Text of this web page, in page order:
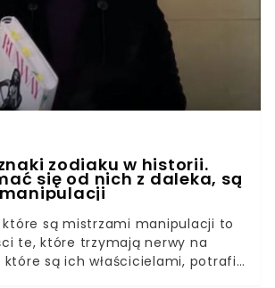
zodiaku w historii.
się od nich z daleka, są
które są mistrzami manipulacji to
te, które trzymają nerwy na
które są ich właścicielami, potrafią